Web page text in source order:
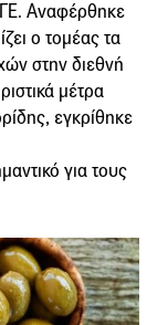
Αναφέρθηκε
ο τομέας τα
στην διεθνή
μέτρα
εγκρίθηκε
για τους